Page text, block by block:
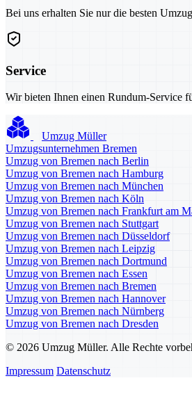
Bei uns erhalten Sie nur die besten
Service
Wir bieten Ihnen einen Rundum-Service
Umzug Müller
Umzugsunternehmen Bremen
Umzug von Bremen nach Berlin
Umzug von Bremen nach Hamburg
Umzug von Bremen nach München
Umzug von Bremen nach Köln
Umzug von Bremen nach Frankfurt am
Umzug von Bremen nach Stuttgart
Umzug von Bremen nach Düsseldorf
Umzug von Bremen nach Leipzig
Umzug von Bremen nach Dortmund
Umzug von Bremen nach Essen
Umzug von Bremen nach Bremen
Umzug von Bremen nach Hannover
Umzug von Bremen nach Nürnberg
Umzug von Bremen nach Dresden
© 2026 Umzug Müller. Alle Rechte
Impressum Datenschutz